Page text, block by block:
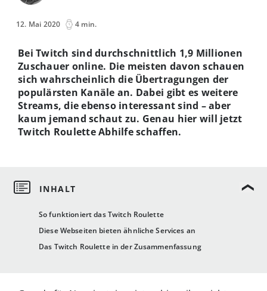
12. Mai 2020 4 min.
So funktioniert das Twitch Roulette
Diese Webseiten bieten ähnliche Services an
Das Twitch Roulette in der Zusammenfassung
Bei Twitch sind durchschnittlich 1,9 Millionen
Zuschauer online. Die meisten davon schauen
sich wahrscheinlich die Übertragungen der
populärsten Kanäle an. Dabei gibt es weitere
Streams, die ebenso interessant sind – aber
kaum jemand schaut zu. Genau hier will jetzt
Twitch Roulette Abhilfe schaffen.